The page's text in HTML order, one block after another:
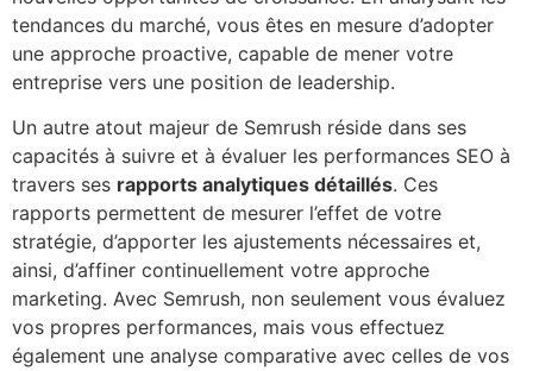
tendances du marché, vous êtes en mesure d’adopter
une approche proactive, capable de mener votre
entreprise vers une position de leadership.
Un autre atout majeur de Semrush réside dans ses
capacités à suivre et à évaluer les performances SEO à
travers ses rapports analytiques détaillés. Ces
rapports permettent de mesurer l’effet de votre
stratégie, d’apporter les ajustements nécessaires et,
ainsi, d’affiner continuellement votre approche
marketing. Avec Semrush, non seulement vous évaluez
vos propres performances, mais vous effectuez
également une analyse comparative avec celles de vos